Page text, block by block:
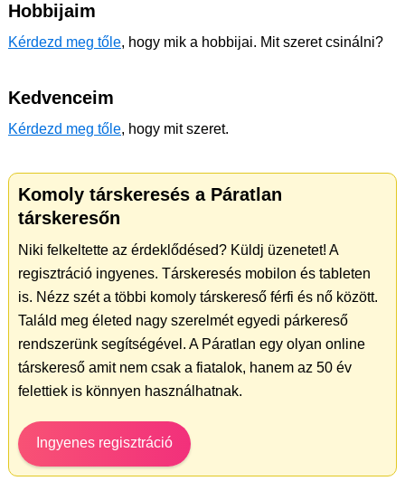
Hobbijaim
Kérdezd meg tőle, hogy mik a hobbijai. Mit szeret csinálni?
Kedvenceim
Kérdezd meg tőle, hogy mit szeret.
Komoly társkeresés a Páratlan
társkeresőn
Niki felkeltette az érdeklődésed? Küldj üzenetet! A
regisztráció ingyenes. Társkeresés mobilon és tableten
is. Nézz szét a többi komoly társkereső férfi és nő között.
Találd meg életed nagy szerelmét egyedi párkereső
rendszerünk segítségével. A Páratlan egy olyan online
társkereső amit nem csak a fiatalok, hanem az 50 év
felettiek is könnyen használhatnak.
Ingyenes regisztráció